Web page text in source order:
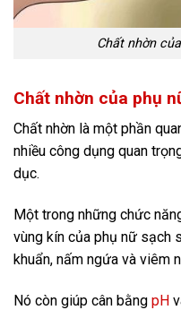
Chất nhờn
Chất nhờn của phụ
Chất nhờn là một phần
nhiều công dụng quan
dục.
Một trong những chức
vùng kín của phụ nữ sạch
khuẩn, nấm ngứa và viêm
Nó còn giúp cân bằng pH